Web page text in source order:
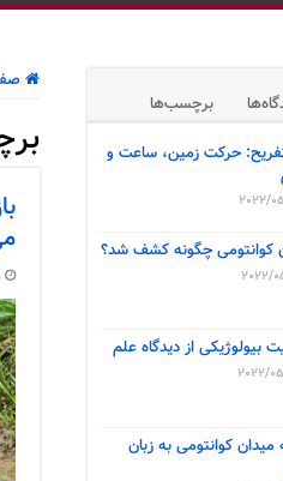
برچسب‌ها
حرکت زمین، ساعت و
2022/
کوانتومی چگونه کشف شد؟
2022/
بیولوژیکی از دیدگاه علم
2022/
میدان کوانتومی به زبان